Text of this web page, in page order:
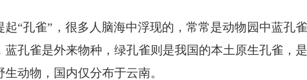
孔雀”，很多人脑海中浮现的，常常是动物园中蓝孔雀
蓝孔雀是外来物种，绿孔雀则是我国的本土原生孔雀，
生动物，国内仅分布于云南。